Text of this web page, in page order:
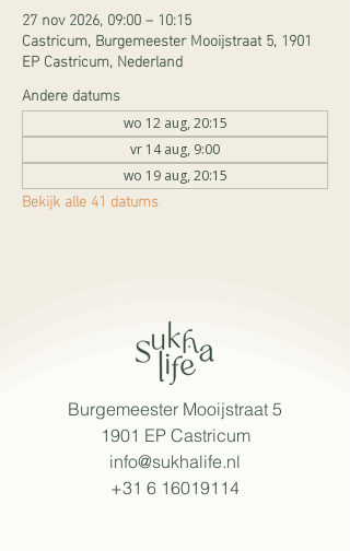
27 nov 2026, 09:00 – 10:15
Castricum, Burgemeester Mooijstraat 5, 1901
EP Castricum, Nederland
Andere datums
wo 12 aug, 20:15
vr 14 aug, 9:00
wo 19 aug, 20:15
Bekijk alle 41 datums
Burgemeester Mooijstraat 5
1901 EP Castricum​
info@sukhalife.nl
+31 6 16019114